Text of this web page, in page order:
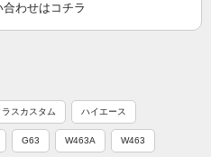
わせはコチラ
スカスタム ハイエース
G63 W463A W463